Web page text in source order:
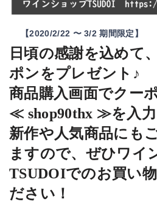
【2020/2/22 〜3/2期間限定】
日頃の感謝を込めて、
ポンをプレゼント♪
商品購入画面でクー
≪ shop90thx ≫を入力
新作や人気商品にも
ますので、ぜひワイ
TSUDOIでのお買い
ださい！